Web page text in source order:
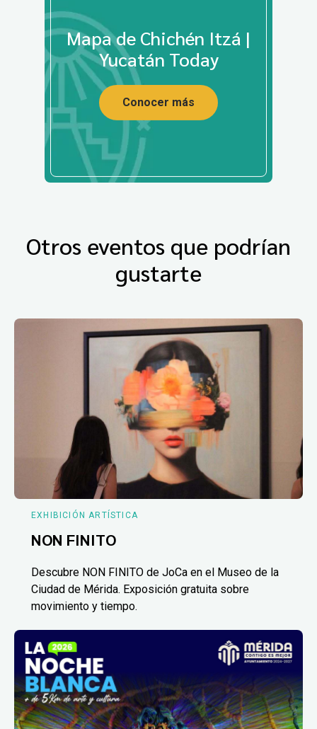
Mapa de Chichén Itzá |
Yucatán Today
Conocer más
Otros eventos que podrían
gustarte
EXHIBICIÓN ARTÍSTICA
NON FINITO
Descubre NON FINITO de JoCa en el Museo de la
Ciudad de Mérida. Exposición gratuita sobre
movimiento y tiempo.